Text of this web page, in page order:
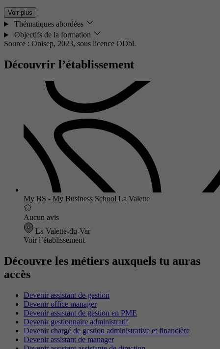
Voir plus
Thématiques abordées
Objectifs de la formation
Source : Onisep, 2023, sous licence ODbl.
Découvrir l’établissement
My BS - My Business School La Valette
Aucun avis
La Valette-du-Var
Voir l’établissement
Découvre les métiers auxquels tu auras
accès
Devenir assistant de gestion
Devenir office manager
Devenir assistant de gestion en PME
Devenir gestionnaire administratif
Devenir chargé de gestion administrative et financière
Devenir assistant de manager